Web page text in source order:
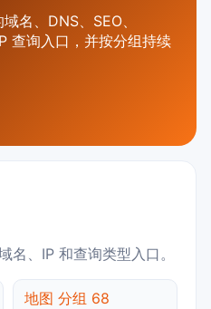
名、DNS、SEO、
查询入口，并按分组持续
名、IP 和查询类型入口。
地图 分组 68